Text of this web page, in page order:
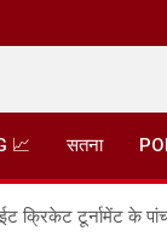
📈 सतना
क्रिकेट टूर्नामेंट के